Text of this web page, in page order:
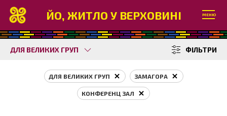
ЙО, ЖИТЛО У ВЕРХОВИНІ МЕНЮ
ДЛЯ ВЕЛИКИХ ГРУП ФІЛЬТРИ
ДЛЯ ВЕЛИКИХ ГРУП ЗАМАГОРА
КОНФЕРЕНЦ ЗАЛ